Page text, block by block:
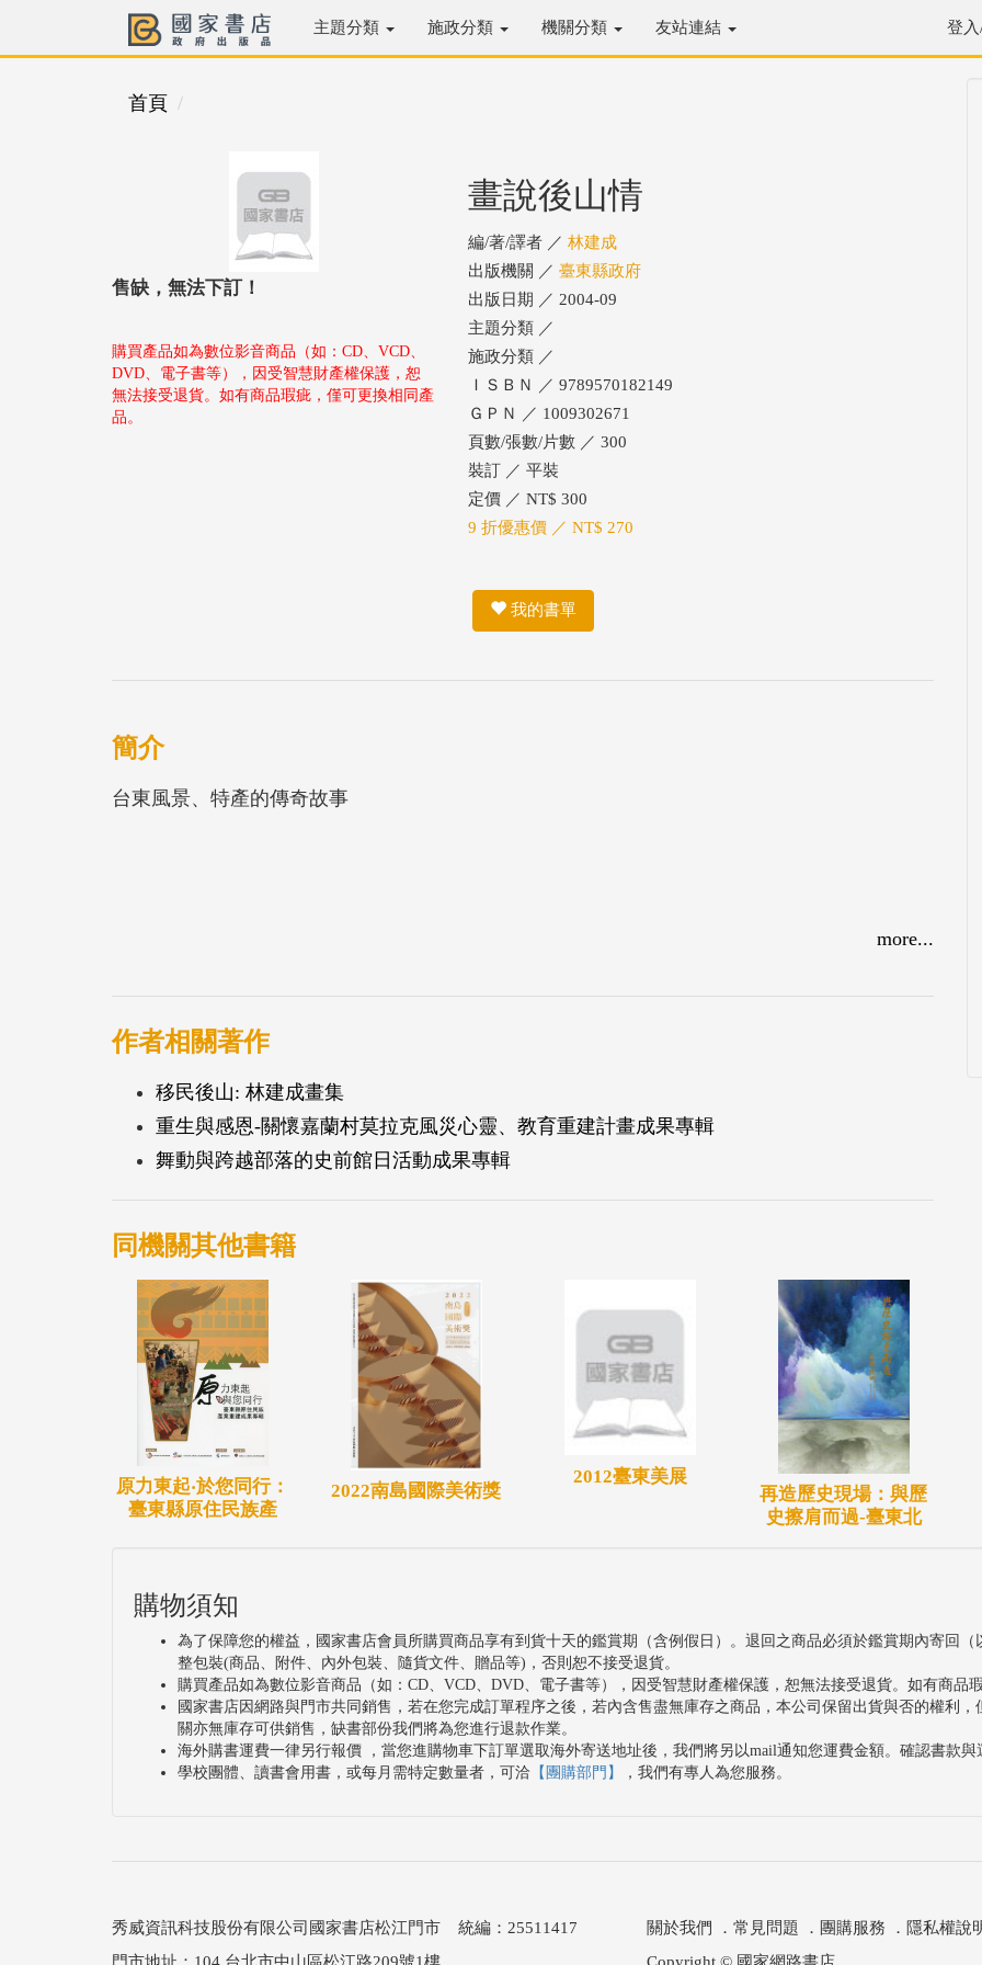
主題分類 施政分類 機關分類 友站連結 登
首頁
售缺，無法下訂！
購買產品如為數位影音商品（如：CD、VCD、
DVD、電子書等），因受智慧財產權保護，恕
無法接受退貨。如有商品瑕疵，僅可更換相同產
品。
畫說後山情
編/著/譯者 ／ 林建成
出版機關 ／ 臺東縣政府
出版日期 ／ 2004-09
主題分類 ／
施政分類 ／
ＩＳＢＮ ／ 9789570182149
ＧＰＮ ／ 1009302671
頁數/張數/片數 ／ 300
裝訂 ／ 平裝
定價 ／ NT$ 300
9 折優惠價 ／ NT$ 270
我的書單
簡介
台東風景、特產的傳奇故事
more...
作者相關著作
移民後山: 林建成畫集
重生與感恩-關懷嘉蘭村莫拉克風災心靈、教育重建計畫成果專輯
舞動與跨越部落的史前館日活動成果專輯
同機關其他書籍
原力東起‧於您同行：
臺東縣原住民族產
2022南島國際美術獎
2012臺東美展
再造歷史現場：與歷
史擦肩而過-臺東北
購物須知
為了保障您的權益，國家書店會員所購買商品享有到貨十天的鑑賞期（含例假日）。退回之商品必須於鑑賞期內寄回
整包裝(商品、附件、內外包裝、隨貨文件、贈品等)，否則恕不接受退貨。
購買產品如為數位影音商品（如：CD、VCD、DVD、電子書等），因受智慧財產權保護，恕無法接受退貨。如有商品
國家書店因網路與門市共同銷售，若在您完成訂單程序之後，若內含售盡無庫存之商品，本公司保留出貨與否的權利
關亦無庫存可供銷售，缺書部份我們將為您進行退款作業。
海外購書運費一律另行報價 ，當您進購物車下訂單選取海外寄送地址後，我們將另以mail通知您運費金額。確認書款
學校團體、讀書會用書，或每月需特定數量者，可洽 【團購部門】 ，我們有專人為您服務。
秀威資訊科技股份有限公司國家書店松江門市 統編：25511417
關於我們 ． 常見問題 ． 團購服務 ． 隱私權說